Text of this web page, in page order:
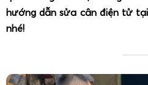
Quy trình hiệu chuẩn chi tiết
Đặt cân trên mặt phẳng
Đảm bảo cân không chịu
hướng dẫn sửa cân điện tử
nhé!